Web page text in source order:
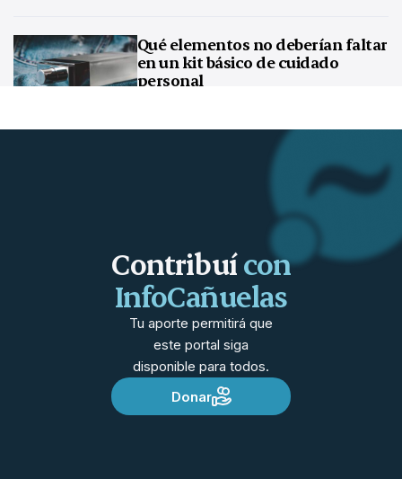
Qué elementos no deberían faltar
en un kit básico de cuidado
personal
Contribuícon
InfoCañuelas
Tu aporte permitirá que
este portal siga
disponible para todos.
Donar